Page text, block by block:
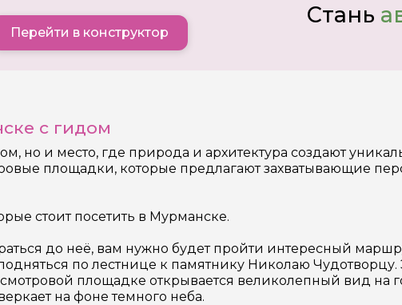
Перейти в конструктор
Стань
с гидом
но и место, где природа и архитектура создают
площадки, которые предлагают захватывающие
стоит посетить в Мурманске.
до неё, вам нужно будет пройти интересный
по лестнице к памятнику Николаю Чудотворцу.
площадке открывается великолепный вид на
на фоне темного неба.